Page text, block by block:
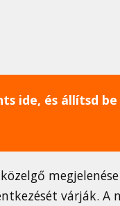
ide, és állítsd
közelgő
várják. A